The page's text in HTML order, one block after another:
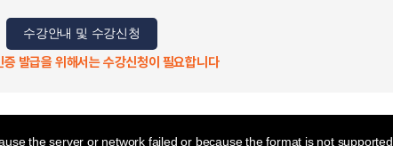
수강안내 및 수강신청
발급을 위해서는 수강신청이 필요합니다
the server or network failed or because the format is not supported.